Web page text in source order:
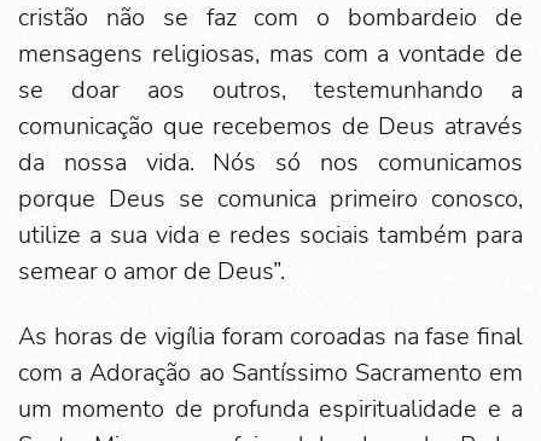
cristão não se faz com o bombardeio de
mensagens religiosas, mas com a vontade de
se doar aos outros, testemunhando a
comunicação que recebemos de Deus através
da nossa vida. Nós só nos comunicamos
porque Deus se comunica primeiro conosco,
utilize a sua vida e redes sociais também para
semear o amor de Deus”.
As horas de vigília foram coroadas na fase final
com a Adoração ao Santíssimo Sacramento em
um momento de profunda espiritualidade e a